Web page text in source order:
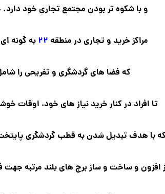
و با شکوه تر بودن مجتمع تجاری خود دارد.
مراکز خرید و تجاری در منطقه ۲۲به گونه
که فضا های گردشگری و تفریحی را
تا افراد در کنار خرید نیاز های خود، اوقات
که با هدف تبدیل شدن به قطب گردشگری
و ساخت و ساز برج های بلند مرتبهجهت